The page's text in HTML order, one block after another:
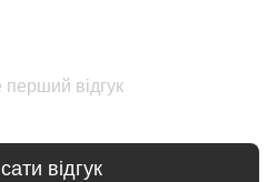
перший відгук
відгук